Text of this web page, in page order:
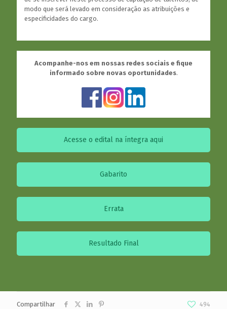
modo que será levado em consideração as atribuições e
especificidades do cargo.
Acompanhe-nos em nossas redes sociais e fique
informado sobre novas oportunidades.
Acesse o edital na íntegra aqui
Gabarito
Errata
Resultado Final
Compartilhar 494